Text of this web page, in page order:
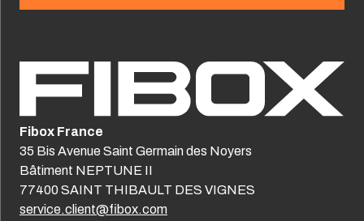
Fibox France
35 Bis Avenue Saint Germain des Noyers
Bâtiment NEPTUNE II
77400 SAINT THIBAULT DES VIGNES
service.client@fibox.com